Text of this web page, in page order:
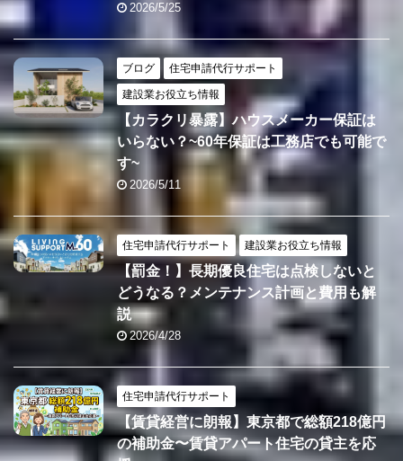
2026/5/25
ブログ 住宅申請代行サポート
建設業お役立ち情報
【カラクリ暴露】ハウスメーカー保証は
いらない？~60年保証は工務店でも可能で
す~
2026/5/11
住宅申請代行サポート 建設業お役立ち情報
【罰金！】長期優良住宅は点検しないと
どうなる？メンテナンス計画と費用も解
説
2026/4/28
住宅申請代行サポート
【賃貸経営に朗報】東京都で総額218億円
の補助金〜賃貸アパート住宅の貸主を応